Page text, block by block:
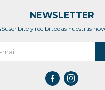
NEWSLETTER
¡Suscribite y recibí todas nuestras
 